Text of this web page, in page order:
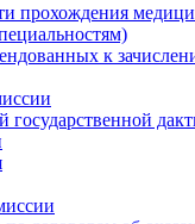
прохождения
к